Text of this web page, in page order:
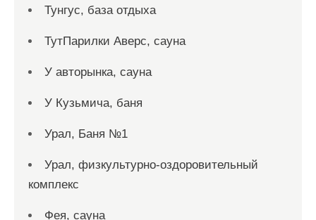
Тунгус, база отдыха
ТутПарилки Аверс, сауна
У авторынка, сауна
У Кузьмича, баня
Урал, Баня №1
Урал, физкультурно-оздоровительный
комплекс
Фея, сауна